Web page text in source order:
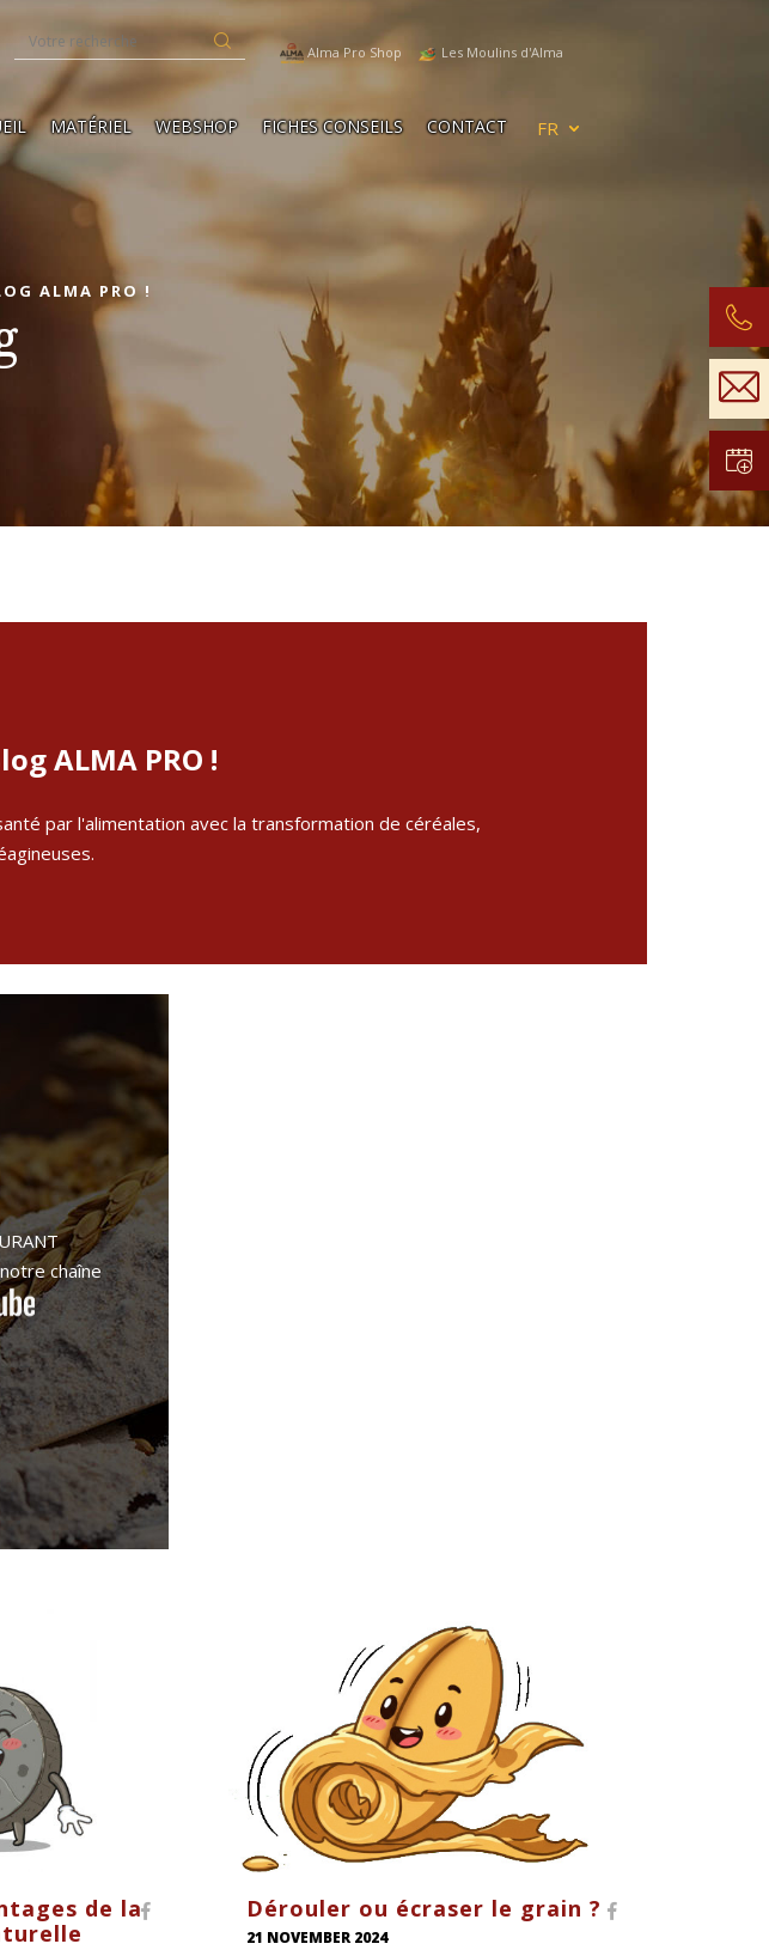
MATÉRIEL WEBSHOP FICHES CONSEILS CONTACT
Alma Pro Shop Les Moulins d'Alma
ALMA PRO !
ALMA PRO !
par l'alimentation avec la transformation de céréales,
chaîne
de la
Dérouler ou écraser le grain ?
21 NOVEMBER 2024